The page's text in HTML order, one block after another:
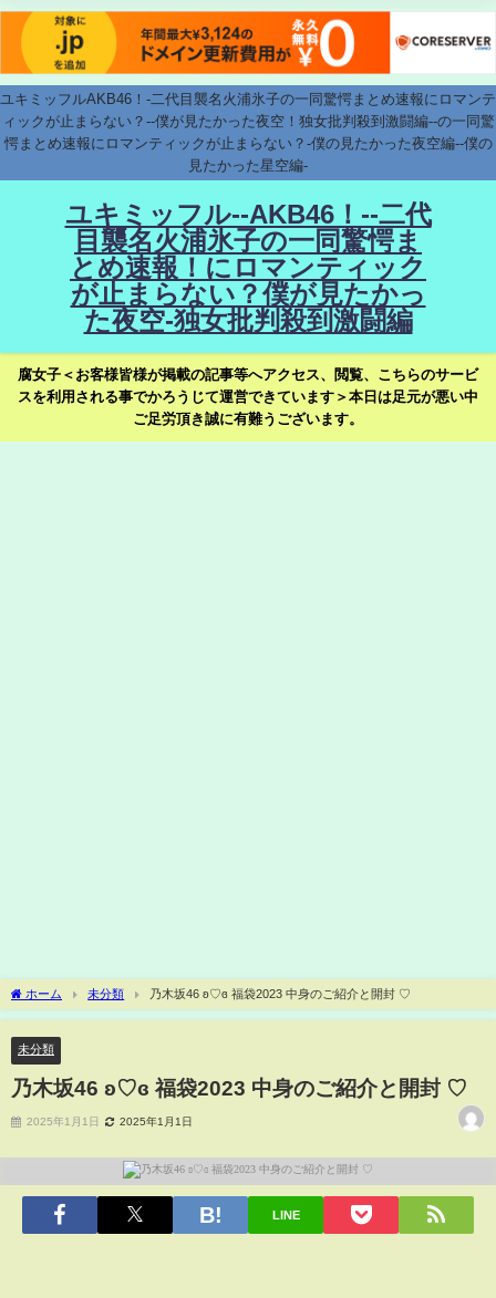
ユキミッフルAKB46！-二代目襲名火浦氷子の一同驚愕まとめ速報にロマンテ
ィックが止まらない？--僕が見たかった夜空！独女批判殺到激闘編--の一同驚
愕まとめ速報にロマンティックが止まらない？-僕の見たかった夜空編--僕の
見たかった星空編-
ユキミッフル--AKB46！--二代
目襲名火浦氷子の一同驚愕ま
とめ速報！にロマンティック
が止まらない？僕が見たかっ
た夜空-独女批判殺到激闘編
腐女子＜お客様皆様が掲載の記事等へアクセス、閲覧、こちらのサービ
スを利用される事でかろうじて運営できています＞本日は足元が悪い中
ご足労頂き誠に有難うございます。
ホーム 未分類 乃木坂46 ʚ♡ɞ 福袋2023 中身のご紹介と開封 ♡
未分類
乃木坂46 ʚ♡ɞ 福袋2023 中身のご紹介と開封 ♡
2025年1月1日 2025年1月1日
LINE